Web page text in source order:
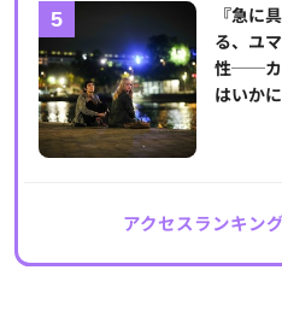
『急に
る、ユ
性──カ
はいか
アクセスランキン